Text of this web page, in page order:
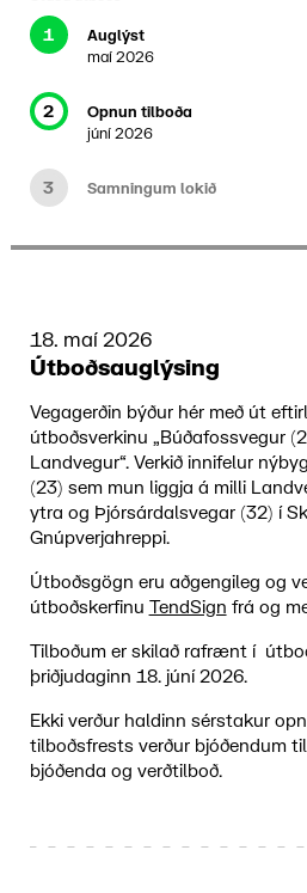
1
Auglýst
maí 2026
2
Opnun tilboða
júní 2026
3 Samningum lokið
18. maí 2026
Útboðsauglýsing
Vegagerðin býður hér með út
útboðsverkinu „Búðafossvegur
Landvegur“. Verkið innifelur
(23) sem mun liggja á milli
ytra og Þjórsárdalsvegar (32) í
Gnúpverjahreppi.
Útboðsgögn eru aðgengileg og
útboðskerfinu TendSign frá og
Tilboðum er skilað rafrænt í
þriðjudaginn 18. júní 2026.
Ekki verður haldinn sérstakur
tilboðsfrests verður bjóðendum
bjóðenda og verðtilboð.